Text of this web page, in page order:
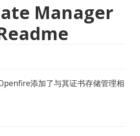
Manager
添加了与其证书存储管理相